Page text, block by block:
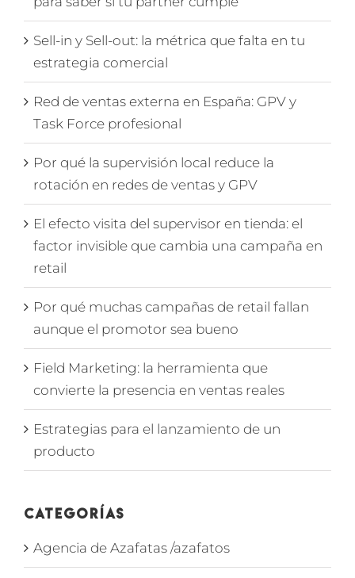
Sell-in y Sell-out: la métrica que falta en tu
estrategia comercial
Red de ventas externa en España: GPV y
Task Force profesional
Por qué la supervisión local reduce la
rotación en redes de ventas y GPV
El efecto visita del supervisor en tienda: el
factor invisible que cambia una campaña en
retail
Por qué muchas campañas de retail fallan
aunque el promotor sea bueno
Field Marketing: la herramienta que
convierte la presencia en ventas reales
Estrategias para el lanzamiento de un
producto
Categorías
Agencia de Azafatas /azafatos